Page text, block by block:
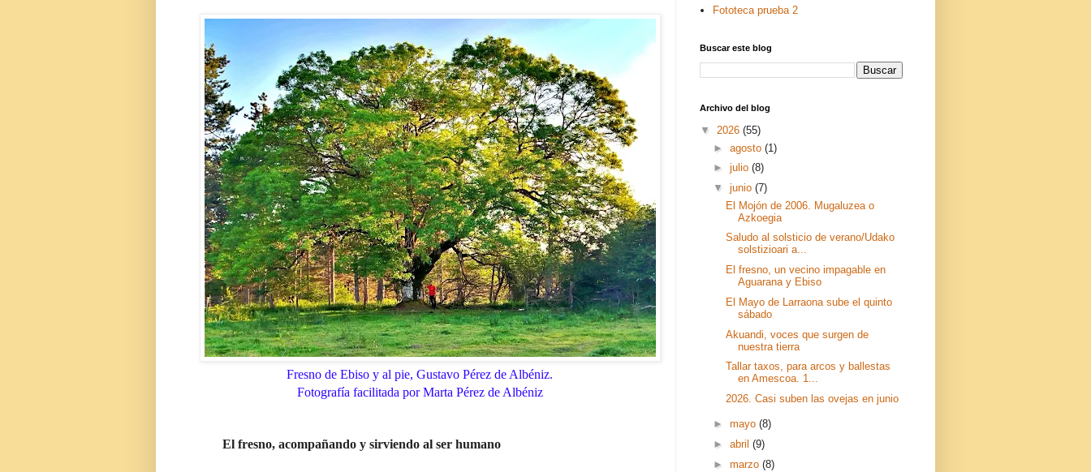
Fresno de Ebiso y al pie, Gustavo Pérez de Albéniz.
Fotografía facilitada por Marta Pérez de Albéniz
El fresno, acompañando y sirviendo al ser humano
Fototeca prueba 2
Buscar este blog
Archivo del blog
▼ 2026 (55)
► agosto (1)
► julio (8)
▼ junio (7)
El Mojón de 2006. Mugaluzea o
Azkoegia
Saludo al solsticio de verano/Udako
solstizioari a...
El fresno, un vecino impagable en
Aguarana y Ebiso
El Mayo de Larraona sube el quinto
sábado
Akuandi, voces que surgen de
nuestra tierra
Tallar taxos, para arcos y ballestas
en Amescoa. 1...
2026. Casi suben las ovejas en junio
► mayo (8)
► abril (9)
► marzo (8)